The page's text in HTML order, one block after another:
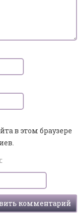
в этом браузере